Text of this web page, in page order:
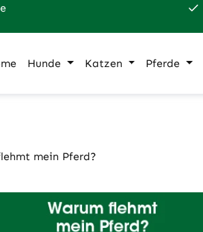
Hunde Katzen Pferde
mein Pferd?